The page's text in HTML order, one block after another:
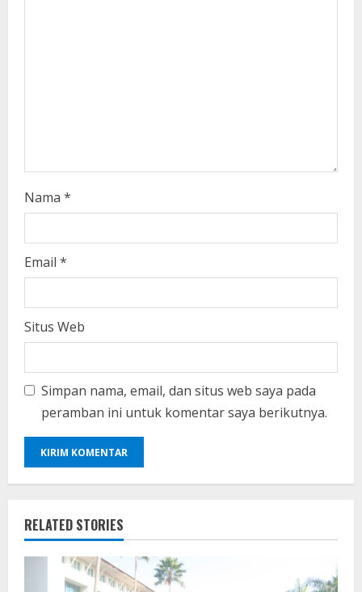
Nama *
Email *
Situs Web
Simpan nama, email, dan situs web saya pada
peramban ini untuk komentar saya berikutnya.
RELATED STORIES